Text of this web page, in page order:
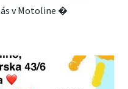
v Motoline �